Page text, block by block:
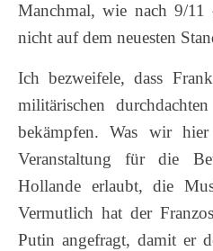
Manchmal, wie nach 9/
nicht auf dem neuesten
Ich bezweifele, dass
militärischen
bekämpfen. Was wir
Veranstaltung für die
Hollande erlaubt, die
Vermutlich hat der
Putin angefragt, damit er